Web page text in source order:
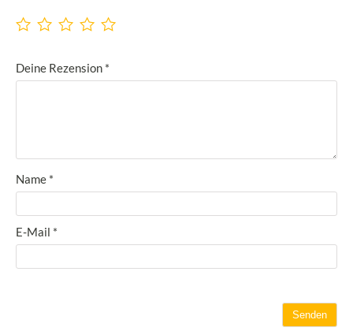
Deine Rezension *
Name *
E-Mail *